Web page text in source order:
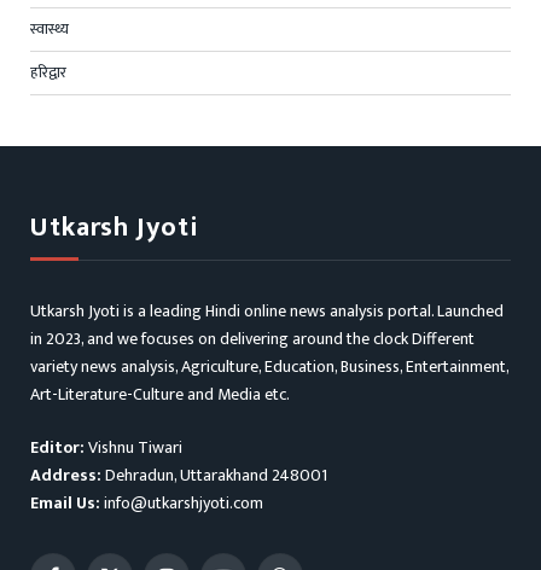
स्वास्थ्य
हरिद्वार
Utkarsh Jyoti
Utkarsh Jyoti is a leading Hindi online news analysis portal. Launched
in 2023, and we focuses on delivering around the clock Different
variety news analysis, Agriculture, Education, Business, Entertainment,
Art-Literature-Culture and Media etc.
Editor:Vishnu Tiwari
Address:Dehradun, Uttarakhand 248001
Email Us:info@utkarshjyoti.com